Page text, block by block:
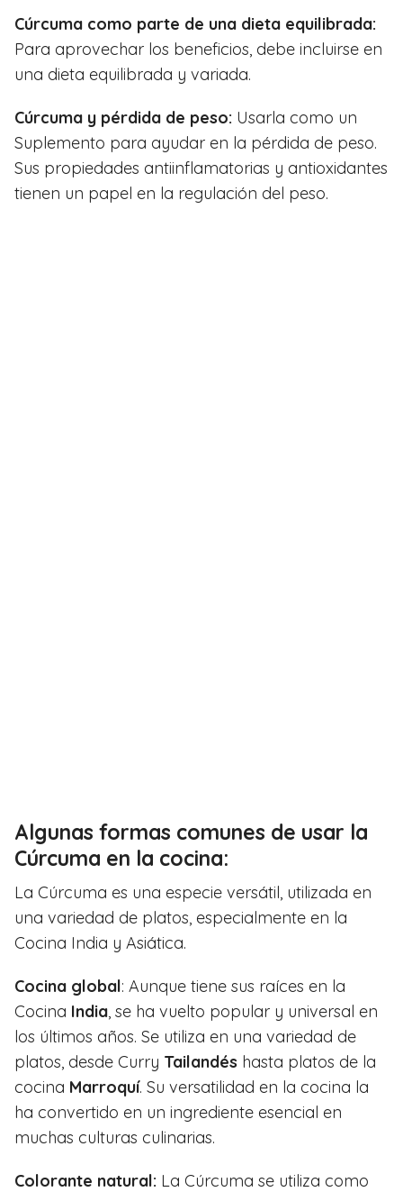
Cúrcuma como parte de una dieta equilibrada:
Para aprovechar los beneficios, debe incluirse en
una dieta equilibrada y variada.
Cúrcuma y pérdida de peso: Usarla como un
Suplemento para ayudar en la pérdida de peso.
Sus propiedades antiinflamatorias y antioxidantes
tienen un papel en la regulación del peso.
Algunas formas comunes de usar la
Cúrcuma en la cocina:
La Cúrcuma es una especie versátil, utilizada en
una variedad de platos, especialmente en la
Cocina India y Asiática.
Cocina global: Aunque tiene sus raíces en la
Cocina India, se ha vuelto popular y universal en
los últimos años. Se utiliza en una variedad de
platos, desde Curry Tailandés hasta platos de la
cocina Marroquí. Su versatilidad en la cocina la
ha convertido en un ingrediente esencial en
muchas culturas culinarias.
Colorante natural: La Cúrcuma se utiliza como